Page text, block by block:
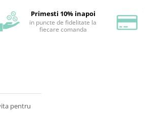
Primesti 10% inapoi
in puncte de fidelitate la
fiecare comanda
pentru